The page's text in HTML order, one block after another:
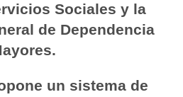
Sociales y la
de Dependencia
un sistema de